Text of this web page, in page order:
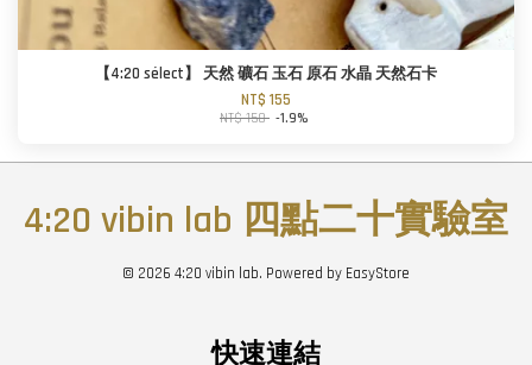
【4:20 sélect】 天然 礦石 玉石 原石 水晶 天然石卡
NT$ 155
NT$ 158 -1.9%
4:20 vibin lab 四點二十實驗室
© 2026 4:20 vibin lab. Powered by EasyStore
快速連結